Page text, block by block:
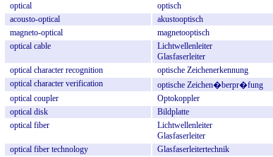
optical
optisch
acousto-optical
akustooptisch
magneto-optical
magnetooptisch
optical cable
Lichtwellenleiter
Glasfaserleiter
optical character recognition optische Zeichenerkennung
optical character verification optische Zeichen�berpr�fung
optical coupler
Optokoppler
optical disk
Bildplatte
optical fiber
Lichtwellenleiter
Glasfaserleiter
optical fiber technology
Glasfaserleitertechnik